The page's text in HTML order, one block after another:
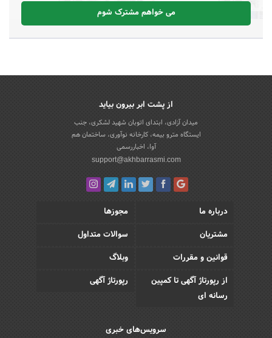
می خواهم مشترک شوم
از پشت ابر بیرون بیاید
میدان آزادی، ابتدای اتوبان شهید لشکری، جنب
ایستگاه مترو بیمه، کارخانه نوآوری، ساختمان هم
آوا، اخباررسمی
support@akhbarrasmi.com
درباره ما
مجوزها
مشتریان
سوالات متداول
قوانین و مقررات
وبلاگ
از رپورتاژ آگهی تا کمپین
رسانه ای
رپورتاژ آگهی
سرویس‌های خبری